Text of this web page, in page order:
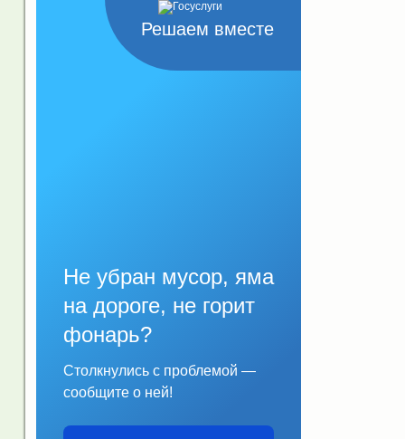
Решаем вместе
Не убран мусор, яма
на дороге, не горит
фонарь?
Столкнулись с проблемой —
сообщите о ней!